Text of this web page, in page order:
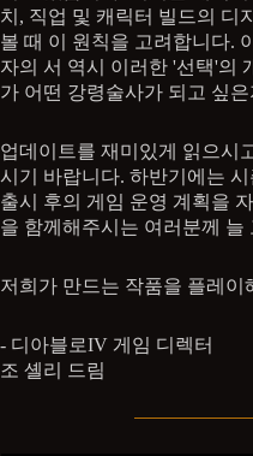
치, 직업 및 캐릭터 빌드의 디
볼 때 이 원칙을 고려합니다.
자의 서 역시 이러한 '선택'의
가 어떤 강령술사가 되고 싶
업데이트를 재미있게 읽으시
시기 바랍니다. 하반기에는
출시 후의 게임 운영 계획을
을 함께해주시는 여러분께 늘
저희가 만드는 작품을 플레이
- 디아블로IV 게임 디렉터
조 셸리 드림